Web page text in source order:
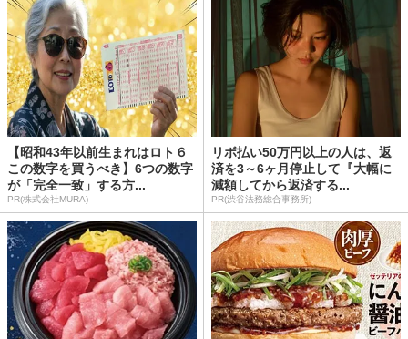
【昭和43年以前生まれはロト６
この数字を買うべき】6つの数字
が「完全一致」する方...
PR(株式会社MURA)
リボ払い50万円以上の人は、返
済を3～6ヶ月停止して『大幅に
減額してから返済する...
PR(渋谷法務総合事務所)